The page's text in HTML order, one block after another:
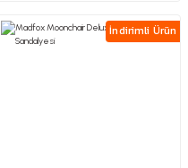
İndirimli Ürün